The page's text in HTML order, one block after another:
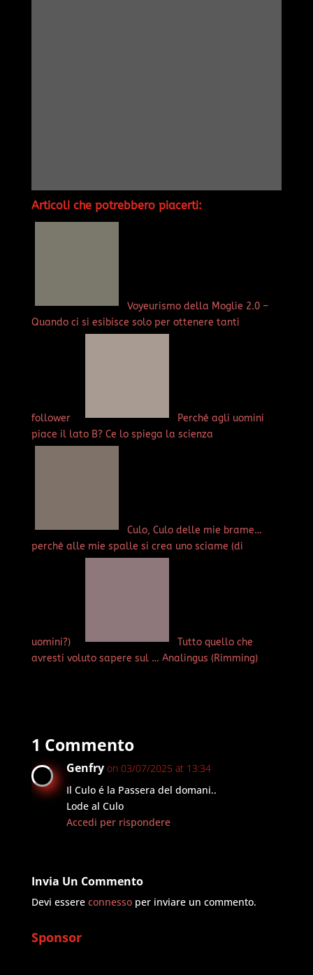
Articoli che potrebbero piacerti:
Voyeurismo della Moglie 2.0 –
Quando ci si esibisce solo per ottenere tanti
follower
Perché agli uomini
piace il lato B? Ce lo spiega la scienza
Culo, Culo delle mie brame…
perchè alle mie spalle si crea uno sciame (di
uomini?)
Tutto quello che
avresti voluto sapere sul … Analingus (Rimming)
1 Commento
Genfry on 03/07/2025 at 13:34
Il Culo é la Passera del domani..
Lode al Culo
Accedi per rispondere
Invia Un Commento
Devi essere connessoper inviare un commento.
Sponsor